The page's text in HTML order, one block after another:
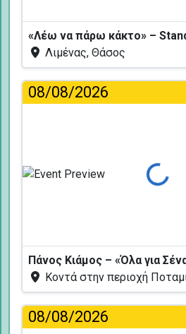
Λιμένας, Θάσος
08/08/2026
Φόρτωση...
Πάνος Κιάμος – «Όλα για
Κοντά στην περιοχή
08/08/2026